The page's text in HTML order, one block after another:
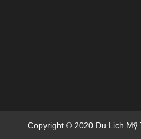
Copyright © 2020 Du Lich Mỹ